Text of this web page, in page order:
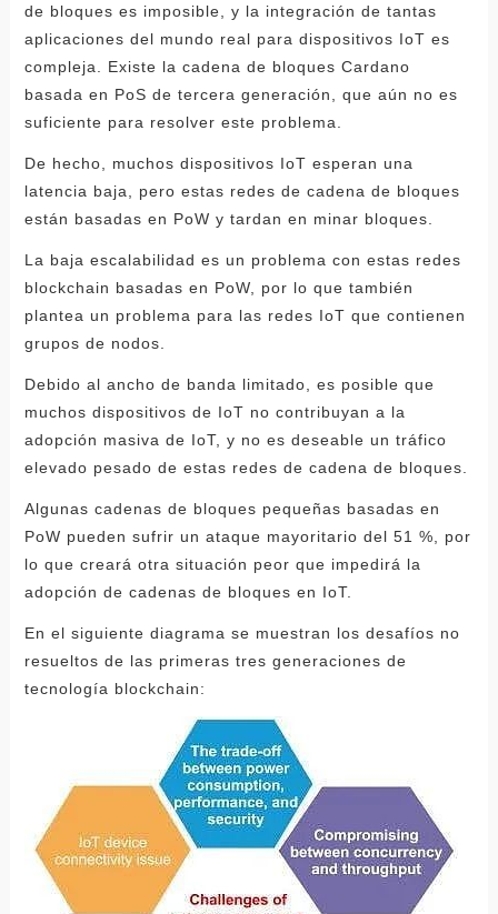
de bloques es imposible, y la integración de tantas
aplicaciones del mundo real para dispositivos IoT es
compleja. Existe la cadena de bloques Cardano
basada en PoS de tercera generación, que aún no es
suficiente para resolver este problema.
De hecho, muchos dispositivos IoT esperan una
latencia baja, pero estas redes de cadena de bloques
están basadas en PoW y tardan en minar bloques.
La baja escalabilidad es un problema con estas redes
blockchain basadas en PoW, por lo que también
plantea un problema para las redes IoT que contienen
grupos de nodos.
Debido al ancho de banda limitado, es posible que
muchos dispositivos de IoT no contribuyan a la
adopción masiva de IoT, y no es deseable un tráfico
elevado pesado de estas redes de cadena de bloques.
Algunas cadenas de bloques pequeñas basadas en
PoW pueden sufrir un ataque mayoritario del 51 %, por
lo que creará otra situación peor que impedirá la
adopción de cadenas de bloques en IoT.
En el siguiente diagrama se muestran los desafíos no
resueltos de las primeras tres generaciones de
tecnología blockchain: